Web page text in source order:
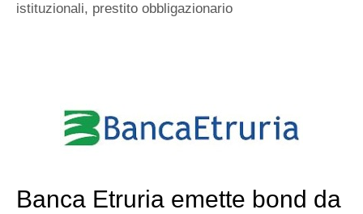
istituzionali, prestito obbligazionario
Banca Etruria emette bond da